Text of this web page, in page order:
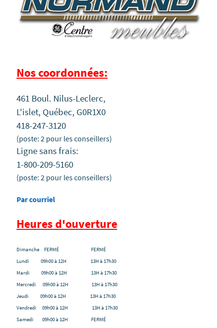
Nos coordonnées:
461 Boul. Nilus-Leclerc,
L'islet, Québec, G0R1X0
418-247-3120
(poste: 2 pour les conseillers)
Ligne sans frais:
1-800-209-5160
(poste: 2 pour les conseillers)
Par courriel
Heures d'ouverture
Dimanche FERMÉ FERMÉ
Lundi 09h00 à 12H 13H à 17h30
Mardi 09h00 à 12H 13H à 17h30
Mercredi 09h00 à 12H 13H à 17h30
Jeudi 09h00 à 12H 13H à 17h30
Vendredi 09h00 à 12H 13H à 17h30
Samedi 09h00 à 12H FERMÉ